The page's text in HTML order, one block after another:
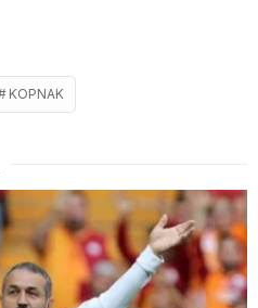
KOPNAK